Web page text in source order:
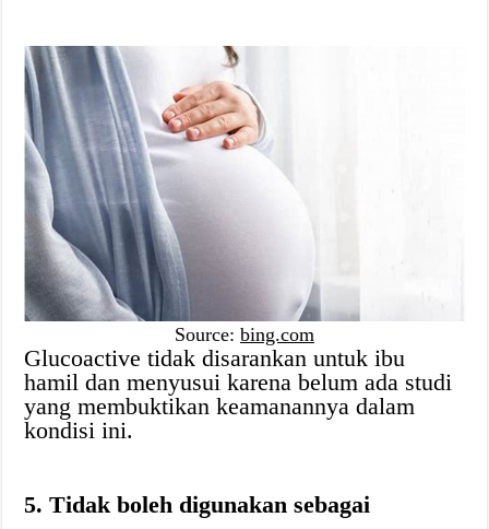
Source: bing.com
Glucoactive tidak disarankan untuk ibu
hamil dan menyusui karena belum ada studi
yang membuktikan keamanannya dalam
kondisi ini.
5. Tidak boleh digunakan sebagai